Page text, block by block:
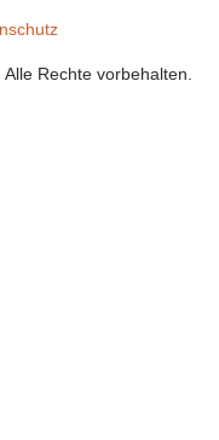
Rechte vorbehalten.